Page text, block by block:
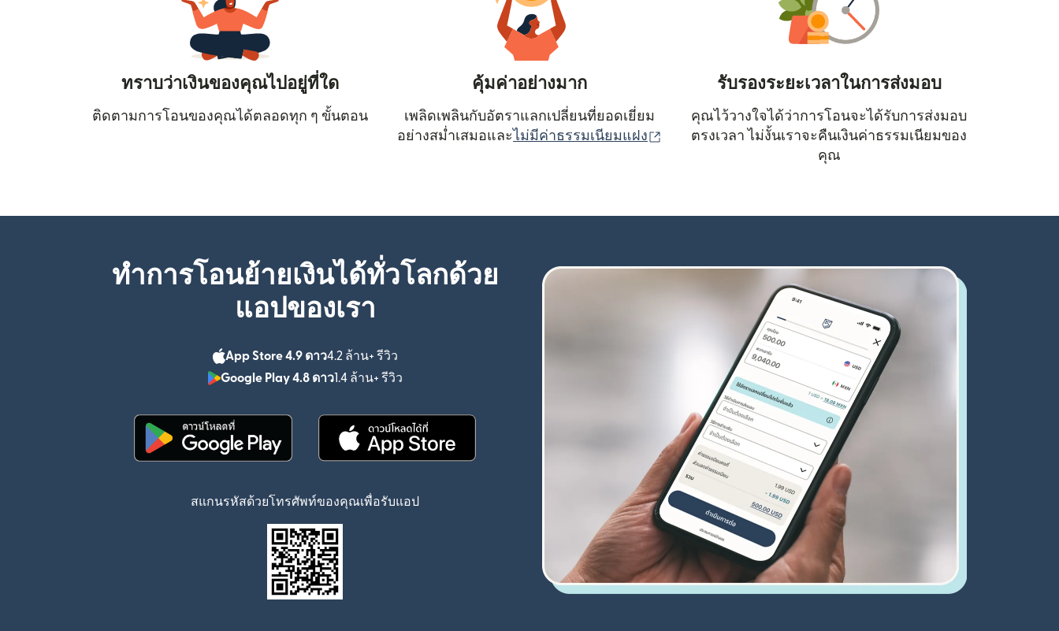
ทราบว่าเงินของคุณไปอยู่ที่ใด
ติดตามการโอนของคุณได้ตลอดทุก ๆ ขั้นตอน
คุ้มค่าอย่างมาก
เพลิดเพลินกับอัตราแลกเปลี่ยนที่ยอดเยี่ยม
อย่างสม่ำเสมอและ ไม่มีค่าธรรมเนียมแฝง (เปิดในหน้าต่างใหม่)
รับรองระยะเวลาในการส่งมอบ
คุณไว้วางใจได้ว่าการโอนจะได้รับการส่งมอบ
ตรงเวลา ไม่งั้นเราจะคืนเงินค่าธรรมเนียมของ
คุณ
ทำการโอนย้ายเงินได้ทั่วโลกด้วย
แอปของเรา
App Store 4.9 ดาว4.2 ล้าน+ รีวิว
(เปิดในหน้าต่างใหม่)
Google Play 4.8 ดาว1.4 ล้าน+ รีวิว
(เปิดในหน้าต่างใหม่)
สแกนรหัสด้วยโทรศัพท์ของคุณเพื่อรับแอป